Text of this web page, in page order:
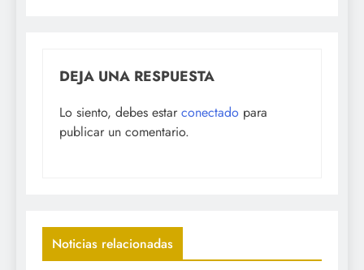
DEJA UNA RESPUESTA
Lo siento, debes estar conectado para
publicar un comentario.
Noticias relacionadas